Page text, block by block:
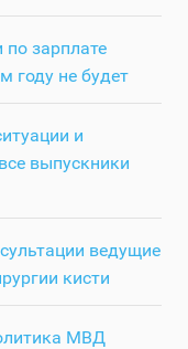
зарплате
году не будет
и
выпускники
ведущие
кисти
МВД